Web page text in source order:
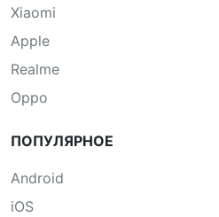
Xiaomi
Apple
Realme
Oppo
ПОПУЛЯРНОЕ
Android
iOS